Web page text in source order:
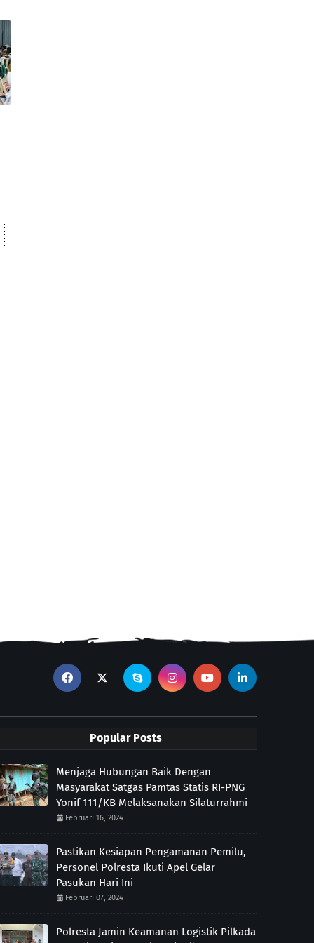
Popular Posts
Menjaga Hubungan Baik Dengan
Masyarakat Satgas Pamtas Statis RI-PNG
Yonif 111/KB Melaksanakan Silaturrahmi
Februari 16, 2024
Pastikan Kesiapan Pengamanan Pemilu,
Personel Polresta Ikuti Apel Gelar
Pasukan Hari Ini
Februari 07, 2024
Polresta Jamin Keamanan Logistik Pilkada